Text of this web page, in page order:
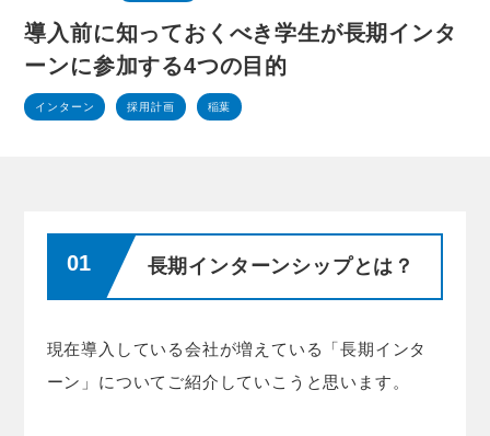
導入前に知っておくべき学生が長期インタ
ーンに参加する4つの目的
インターン 採用計画 稲葉
長期インターンシップとは？
現在導入している会社が増えている「長期インタ
ーン」についてご紹介していこうと思います。